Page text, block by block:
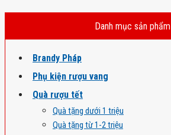
Danh mục sản phẩm
Brandy Pháp
Phụ kiện rượu vang
Quà rượu tết
Quà tặng dưới 1 triệu
Quà tặng từ 1-2 triệu